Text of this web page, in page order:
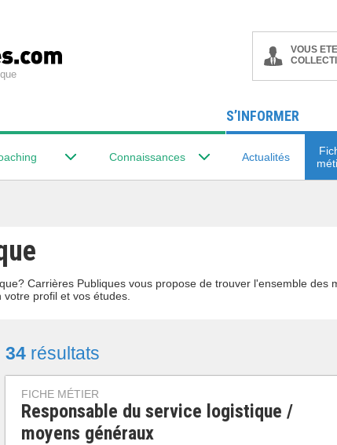
VOUS
Connaissances
S’INFORMER
Actualités
Carrières Publiques vous propose de trouver l'ensemble des
profil et vos études.
34 résultats
FICHE MÉTIER
Responsable du service logistique /
moyens généraux